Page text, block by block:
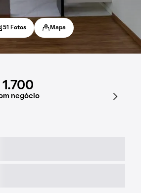
negócio
51 Fotos Mapa